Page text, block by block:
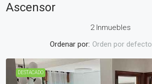
Ascensor
2 Inmuebles
Ordenar por: Orden por defecto
DESTACADO